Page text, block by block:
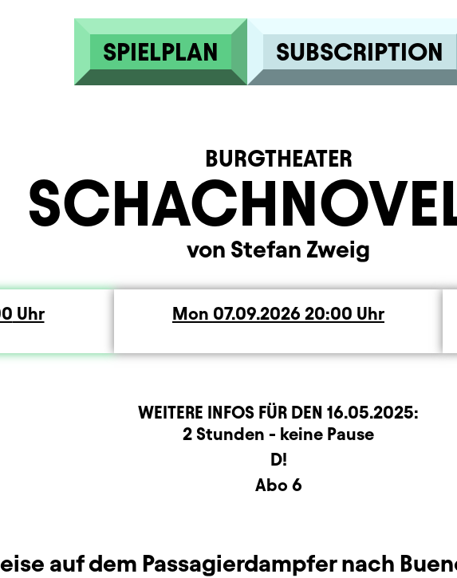
SPIELPLAN SUBSCRIPTION
BURGTHEATER
von Stefan Zweig
Uhr Mon Monday
07.09.2026 20:00 Uhr
WEITERE INFOS FÜR DEN 16.05.2025:
2 Stunden - keine Pause
D!
Abo 6
auf dem Passagierdampfer nach